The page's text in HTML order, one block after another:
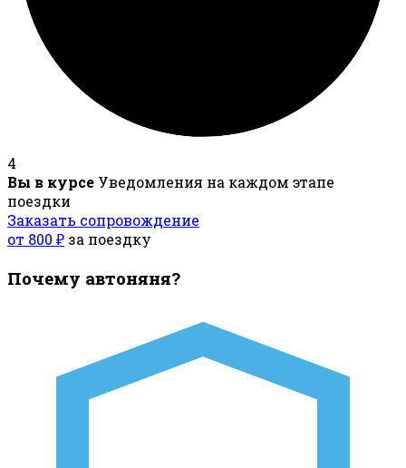
4
Вы в курсе Уведомления на каждом этапе
поездки
Заказать сопровождение
от 800 ₽ за поездку
Почему автоняня?